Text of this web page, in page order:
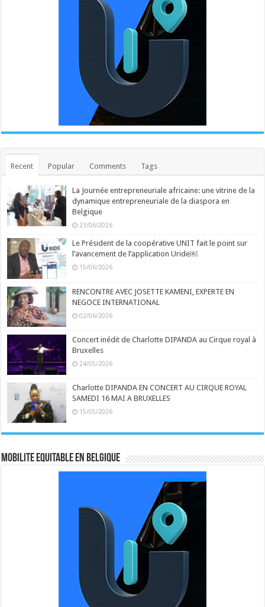
Recent Popular Comments Tags
La Journée entrepreneuriale africaine: une vitrine de la
dynamique entrepreneuriale de la diaspora en
Belgique
23/06/2026
Le Président de la coopérative UNIT fait le point sur
l’avancement de l’application Uride￼
15/06/2026
RENCONTRE AVEC JOSETTE KAMENI, EXPERTE EN
NEGOCE INTERNATIONAL
02/06/2026
Concert inédit de Charlotte DIPANDA au Cirque royal à
Bruxelles
24/05/2026
Charlotte DIPANDA EN CONCERT AU CIRQUE ROYAL
SAMEDI 16 MAI A BRUXELLES
15/05/2026
MOBILITE EQUITABLE EN BELGIQUE